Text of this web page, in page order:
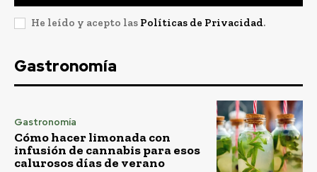
He leído y acepto las Políticas de Privacidad.
Gastronomía
Gastronomía
Cómo hacer limonada con
infusión de cannabis para esos
calurosos días de verano